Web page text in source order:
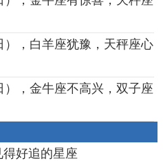
），白羊座犹豫，天秤座心
，金牛座不高兴，双子座
好追的星座